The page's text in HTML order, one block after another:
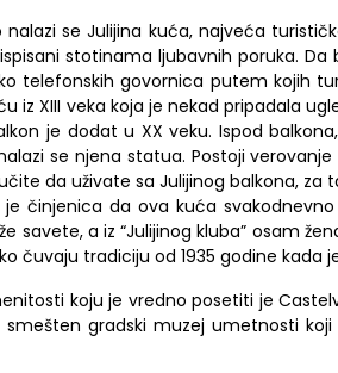
nalazi se Julijina kuća, najveća
stotinama ljubavnih poruka.
telefonskih govornica putem kojih
iz XIII veka koja je nekad pripadala
je dodat u XX veku. Ispod
se njena statua. Postoji
da uživate sa Julijinog balkona,
je činjenica da ova kuća
savete, a iz“Julijinog kluba” osam
čuvaju tradiciju od 1935 godine kada
koju je vredno posetiti je
smešten gradski muzej umetnosti